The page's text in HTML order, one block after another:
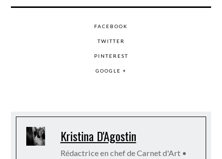
FACEBOOK
TWITTER
PINTEREST
GOOGLE +
Kristina D'Agostin
Rédactrice en chef de Carnet d'Art •